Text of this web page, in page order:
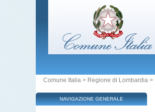
Comune Italia > Regione di Lombardia >
NAVIGAZIONE GENERALE